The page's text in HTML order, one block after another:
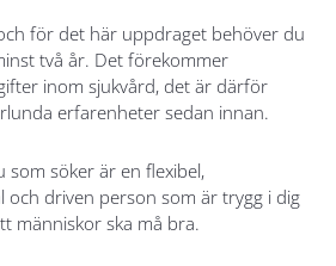
för det här uppdraget behöver du
två år. Det förekommer
inom sjukvård, det är därför
erfarenheter sedan innan.
som söker är en flexibel,
och driven person som är trygg i dig
människor ska må bra.